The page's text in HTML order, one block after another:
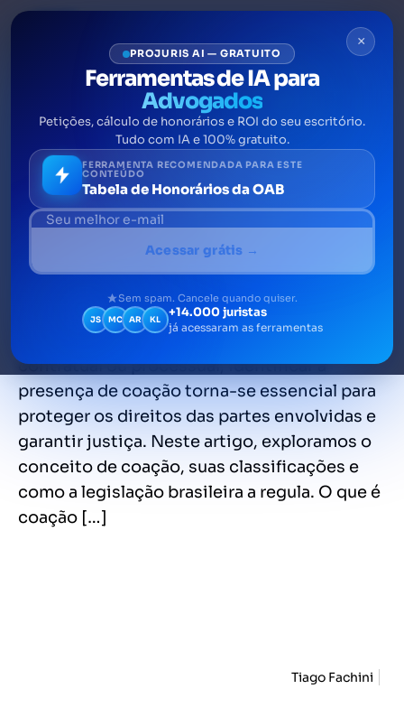
Coação no direito: o que é e
como afeta contratos?
A coação é um dos vícios de consentimento
mais relevantes no direito brasileiro.
Advogados frequentemente se deparam
com situações em que a vontade de uma
parte se compromete, colocando em risco a
validade de atos e contratos. Seja no âmbito
contratual ou processual, identificar a
presença de coação torna-se essencial para
proteger os direitos das partes envolvidas e
garantir justiça. Neste artigo, exploramos o
conceito de coação, suas classificações e
como a legislação brasileira a regula. O que é
coação […]
Tiago Fachini
×
PROJURIS AI — GRATUITO
Ferramentas de IA para
Advogados
Petições, cálculo de honorários e ROI do seu escritório.
Tudo com IA e 100% gratuito.
FERRAMENTA RECOMENDADA PARA ESTE
CONTEÚDO
Tabela de Honorários da OAB
Acessar grátis →
Sem spam. Cancele quando quiser.
JS MC AR KL +14.000 juristas
já acessaram as ferramentas